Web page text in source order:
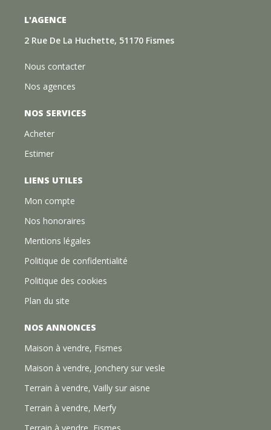
L'AGENCE
2 Rue De La Huchette, 51170 Fismes
Nous contacter
Nos agences
NOS SERVICES
Acheter
Estimer
LIENS UTILES
Mon compte
Nos honoraires
Mentions légales
Politique de confidentialité
Politique des cookies
Plan du site
NOS ANNONCES
Maison à vendre, Fismes
Maison à vendre, Jonchery sur vesle
Terrain à vendre, Vailly sur aisne
Terrain à vendre, Merfy